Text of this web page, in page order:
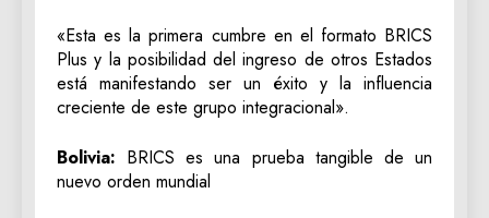
«Esta es la primera cumbre en el formato BRICS
Plus y la posibilidad del ingreso de otros Estados
está manifestando ser un éxito y la influencia
creciente de este grupo integracional».
Bolivia: BRICS es una prueba tangible de un
nuevo orden mundial